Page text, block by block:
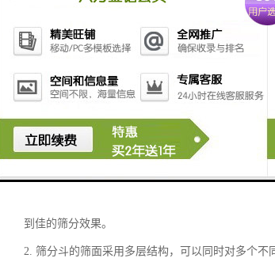
1. 振动筛分斗采用振动力产生机械震动，使物料
到佳的筛分效果。
2. 筛分斗的筛面采用多层结构，可以同时对多个不